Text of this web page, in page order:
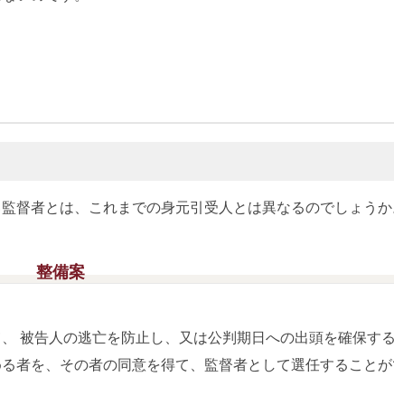
督者とは、これまでの身元引受人とは異なるのでしょうか
整備案
被告人の逃亡を防止し、又は公判期日への出頭を確保する
者を、その者の同意を得て、監督者として選任すること